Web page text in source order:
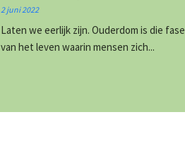
2 juni 2022
Laten we eerlijk zijn. Ouderdom is die fase
van het leven waarin mensen zich...